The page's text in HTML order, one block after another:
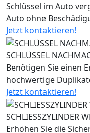
Schlüssel im Auto
Auto ohne
Jetzt kontaktieren!
SCHLÜSSEL
Benötigen Sie einen
hochwertige
Jetzt kontaktieren!
SCHLIESSZYLINDER
Erhöhen Sie die